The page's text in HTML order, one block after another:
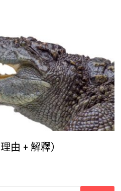
由 + 解釋）